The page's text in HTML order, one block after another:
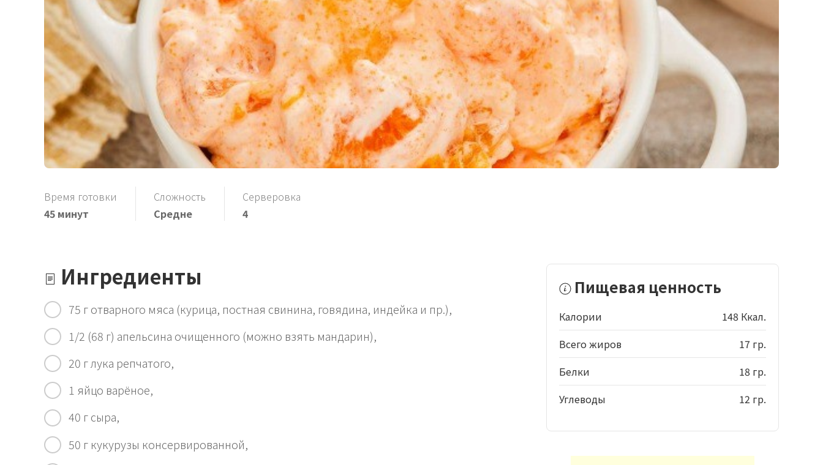
Время готовки
45 минут
Сложность
Средне
Серверовка
4
Ингредиенты
75 г отварного мяса (курица, постная свинина, говядина, индейка и пр.),
1/2 (68 г) апельсина очищенного (можно взять мандарин),
20 г лука репчатого,
1 яйцо варёное,
40 г сыра,
50 г кукурузы консервированной,
Пищевая ценность
Калории
148 Ккал.
Всего жиров
17 гр.
Белки
18 гр.
Углеводы
12 гр.